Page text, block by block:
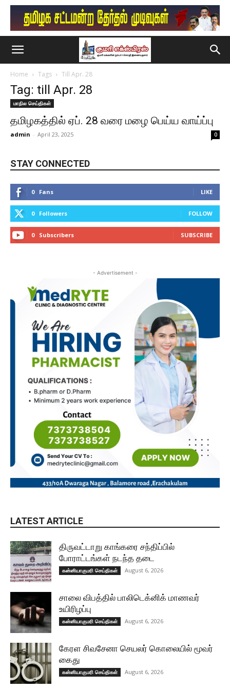
Home Tags Till Apr. 28
Tag: till Apr. 28
மாநில செய்திகள்
தமிழகத்தில் ஏப். 28 வரை மழை பெய்ய வாய்ப்பு
admin - April 23, 2025 0
STAY CONNECTED
0 Fans LIKE
0 Followers FOLLOW
0 Subscribers SUBSCRIBE
- Advertisement -
LATEST ARTICLE
திருவட்டாறு காங்கரை சந்திப்பில்
போராட்டங்கள் நடந்த தடை
கன்னியாகுமரி செய்திகள் August 6, 2026
சாலை விபத்தில் பாலிடெக்னிக் மாணவர்
உயிரிழப்பு
கன்னியாகுமரி செய்திகள் August 6, 2026
கேரள சிவசேனா செயலர் கொலையில் மூவர்
கைது
கன்னியாகுமரி செய்திகள் August 6, 2026